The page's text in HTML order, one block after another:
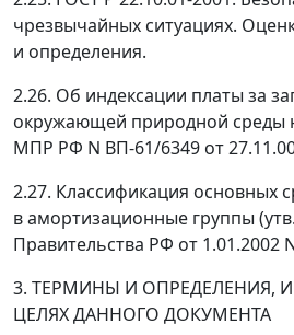
чрезвычайных ситуациях.
и определения.
2.26. Об индексации платы за
окружающей природной среды
МПР РФ N ВП-61/6349 от
2.27. Классификация основных
в амортизационные группы
Правительства РФ от 1.01.2002
3. ТЕРМИНЫ И ОПРЕДЕЛЕНИЯ,
ЦЕЛЯХ ДАННОГО ДОКУМЕНТА